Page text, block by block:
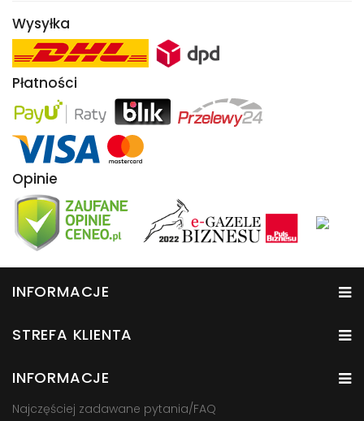
Wysyłka
Płatności
Opinie
INFORMACJE
STREFA KLIENTA
INFORMACJE
Najczęściej zadawane pytania/FAQ